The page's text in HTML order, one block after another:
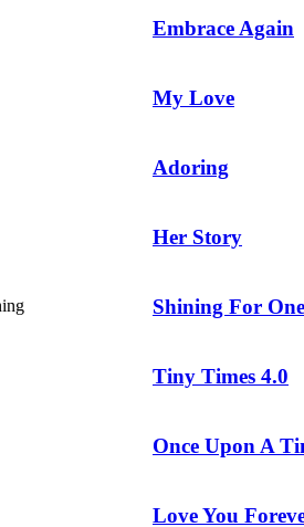
Embrace Again
My Love
Adoring
Her Story
Shining For
Tiny Times 4.0
Once Upon A
Love You